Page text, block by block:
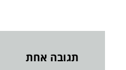
תגובה אחת